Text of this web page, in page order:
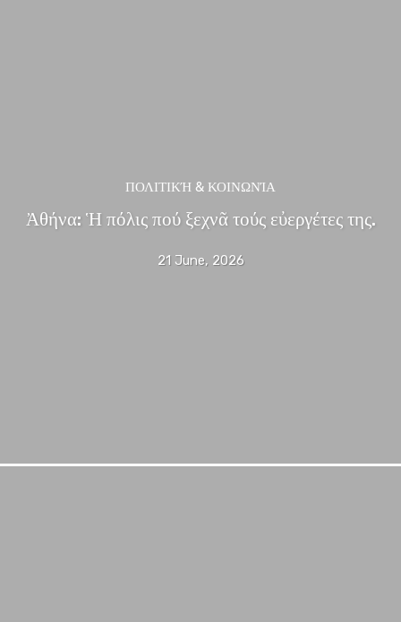
ΠΟΛΙΤΙΚΉ & ΚΟΙΝΩΝΊΑ
Ἀθήνα: Ἡ πόλις πού ξεχνᾶ τούς εὐεργέτες της.
21 June, 2026